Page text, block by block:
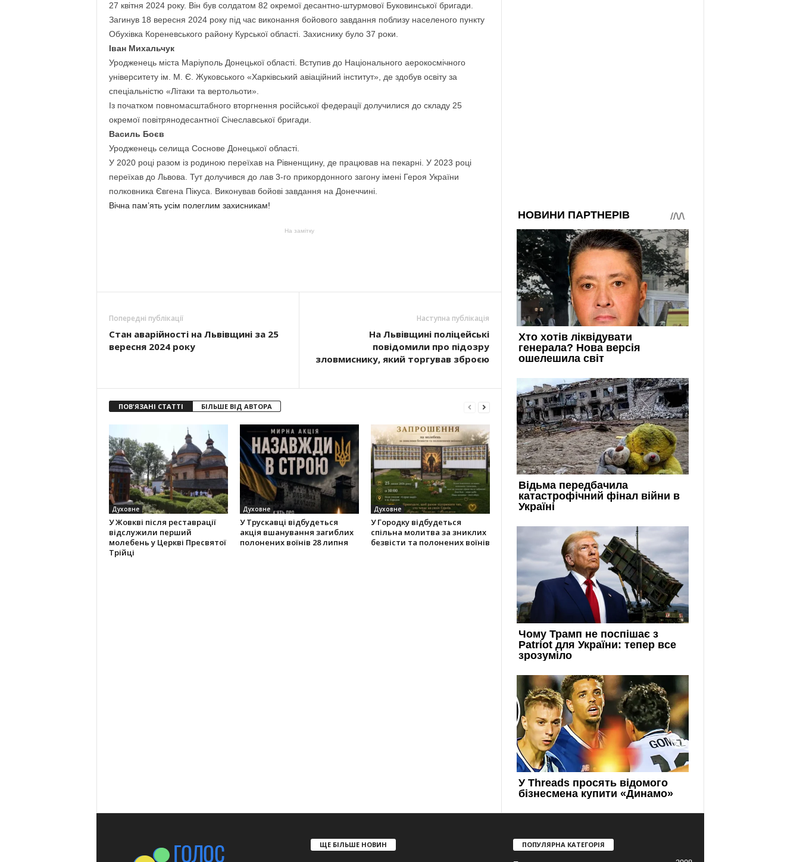
27 квітня 2024 року. Він був солдатом 82 окремої десантно-штурмової Буковинської бригади.
Загинув 18 вересня 2024 року під час виконання бойового завдання поблизу населеного пункту
Обухівка Кореневського району Курської області. Захиснику було 37 роки.
Іван Михальчук
Уродженець міста Маріуполь Донецької області. Вступив до Національного аерокосмічного
університету ім. М. Є. Жуковського «Харківський авіаційний інститут», де здобув освіту за
спеціальністю «Літаки та вертольоти».
Із початком повномасштабного вторгнення російської федерації долучилися до складу 25
окремої повітрянодесантної Січеславської бригади.
Василь Боєв
Уродженець селища Соснове Донецької області.
У 2020 році разом із родиною переїхав на Рівненщину, де працював на пекарні. У 2023 році
переїхав до Львова. Тут долучився до лав 3-го прикордонного загону імені Героя України
полковника Євгена Пікуса. Виконував бойові завдання на Донеччині.
Вічна памʼять усім полеглим захисникам!
На замітку
Попередні публікації
Стан аварійності на Львівщині за 25
вересня 2024 року
Наступна публікація
На Львівщині поліцейські
повідомили про підозру
зловмиснику, який торгував зброєю
ПОВ'ЯЗАНІ СТАТТІ БІЛЬШЕ ВІД АВТОРА
Духовне
У Жовкві після реставрації
відслужили перший
молебень у Церкві Пресвятої
Трійці
Духовне
У Трускавці відбудеться
акція вшанування загиблих
полонених воїнів 28 липня
Духовне
У Городку відбудеться
спільна молитва за зниклих
безвісти та полонених воїнів
ЩЕ БІЛЬШЕ НОВИН ПОПУЛЯРНА КАТЕГОРІЯ